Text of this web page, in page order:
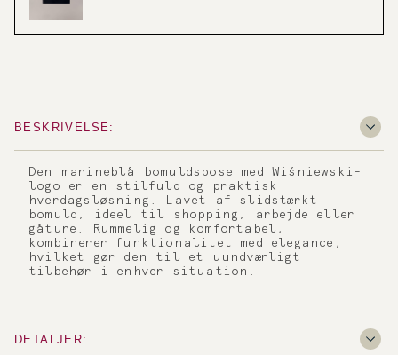
BESKRIVELSE:
Den marineblå bomuldspose med Wiśniewski-
logo er en stilfuld og praktisk
hverdagsløsning. Lavet af slidstærkt
bomuld, ideel til shopping, arbejde eller
gåture. Rummelig og komfortabel,
kombinerer funktionalitet med elegance,
hvilket gør den til et uundværligt
tilbehør i enhver situation.
DETALJER: